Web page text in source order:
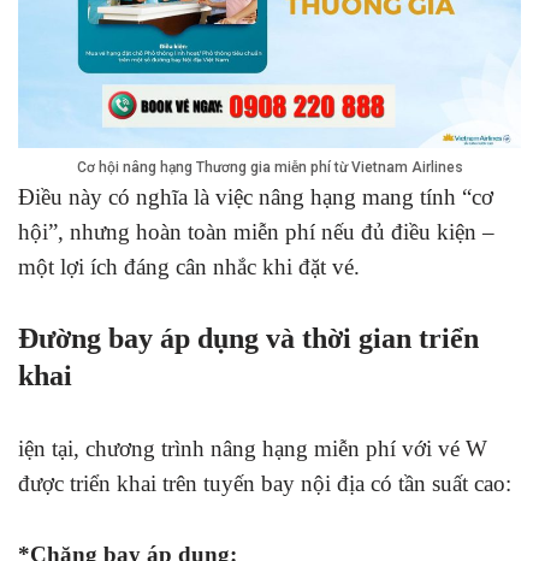
Cơ hội nâng hạng Thương gia miễn phí từ Vietnam Airlines
Điều này có nghĩa là việc nâng hạng mang tính “cơ
hội”, nhưng hoàn toàn miễn phí nếu đủ điều kiện –
một lợi ích đáng cân nhắc khi đặt vé.
Đường bay áp dụng và thời gian triển
khai
iện tại, chương trình nâng hạng miễn phí với vé W
được triển khai trên tuyến bay nội địa có tần suất cao:
*Chặng bay áp dụng: